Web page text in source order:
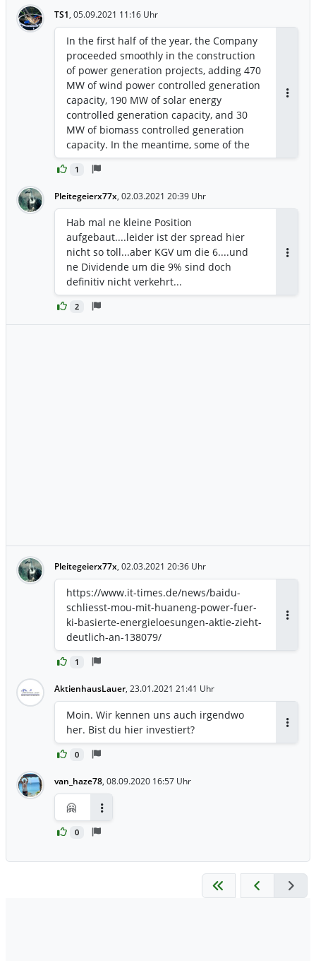
compared to the same period of last
year. The net profit attributable to equity
holders of the Company was RMB4.019
billion, representing a decrease of
26.14% compared to the same period of
last year. The earnings per share was
RMB0.19. The net asset (excluding equity
interests attributable to minority
shareholders and other equity
instruments) per share was RMB5.16.
TS1, 05.09.2021 11:16 Uhr
1
In the first half of the year, the Company
proceeded smoothly in the construction
of power generation projects, adding 470
MW of wind power controlled generation
capacity, 190 MW of solar energy
controlled generation capacity, and 30
MW of biomass controlled generation
capacity. In the meantime, some of the
power plants invested or controlled by
the Company underwent changes in
Company’s controlled generation
capacity was 114,042 MW, and the equity
generation capacity was 99,891 MW. Low
carbon clean energy (wind power, solar
energy, hydro-power, combined cycle,
biomass power) accounted for 21.07% of
the installed capacity.
Pleitegeierx77x, 02.03.2021 20:39 Uhr
2
Hab mal ne kleine Position
aufgebaut....leider ist der spread hier
nicht so toll...aber KGV um die 6....und
ne Dividende um die 9% sind doch
definitiv nicht verkehrt...
Pleitegeierx77x, 02.03.2021 20:36 Uhr
1
https://www.it-times.de/news/baidu-
schliesst-mou-mit-huaneng-power-fuer-
ki-basierte-energieloesungen-aktie-zieht-
deutlich-an-138079/
AktienhausLauer, 23.01.2021 21:41 Uhr
0
Moin. Wir kennen uns auch irgendwo
her. Bist du hier investiert?
van_haze78, 08.09.2020 16:57 Uhr
0
🤗